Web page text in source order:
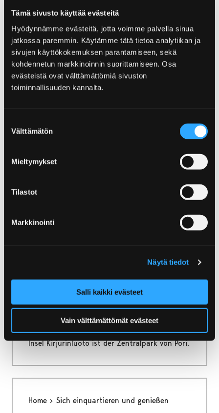
Tämä sivusto käyttää evästeitä
Hyödynnämme evästeitä, jotta voimme palvella sinua
jatkossa paremmin. Käytämme tätä tietoa analytiikan ja
sivujen käyttökokemuksen parantamiseen, sekä
kohdennetun markkinoinnin suorittamiseen. Osa
evästeistä ovat välttämättömiä sivuston
toiminnallisuuden kannalta.
valinta
Välttämätön
Mieltymykset
Tilastot
Markkinointi
Näytä tiedot
Salli kaikki evästeet
Vain välttämättömät evästeet
abwechslungsreiche Wanderwege verwöhnen
Herz der Natur von Pori eintauchen!
Home
Sehen und Erleben
Die Veranstaltungen
hochrangigen Städter Finnlands für
leicht rund um die Stadt, weil nichts in der
ganze Jahr durch teilnehmen!
Kirjurinluoto
Inmitten des Flusses Kokemäenjoki gelegene
Insel Kirjurinluoto ist der Zentralpark von Pori.
Home Sich einquartieren und genießen